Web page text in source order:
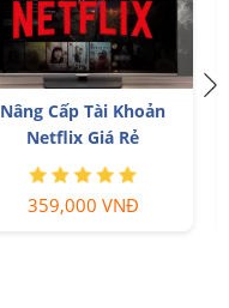
Nâng Cấp Tài Khoản
Netflix Giá Rẻ
359,000 VNĐ